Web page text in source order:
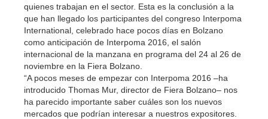
quienes trabajan en el sector. Esta es la conclusión a la
que han llegado los participantes del congreso Interpoma
International, celebrado hace pocos días en Bolzano
como anticipación de Interpoma 2016, el salón
internacional de la manzana en programa del 24 al 26 de
noviembre en la Fiera Bolzano.
“A pocos meses de empezar con Interpoma 2016 –ha
introducido Thomas Mur, director de Fiera Bolzano– nos
ha parecido importante saber cuáles son los nuevos
mercados que podrían interesar a nuestros expositores.